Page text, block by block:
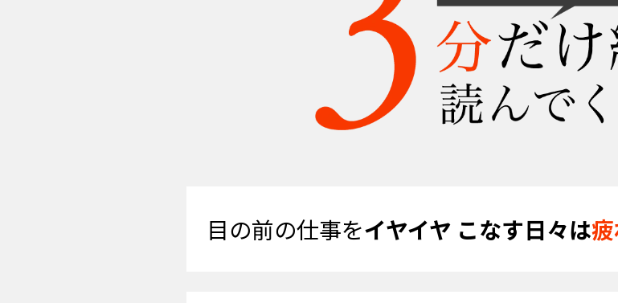
目の前の仕事をイヤイヤ こなす日々は